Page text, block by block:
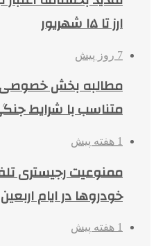
ارز تا ۱۵ شهریور
7 روز پیش
مطالبه بخش خصوصی
متناسب با شرایط
1 هفته پیش
ممنوعیت رجیستری
خودروها در ایام اربعین
1 هفته پیش